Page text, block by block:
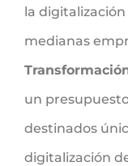
la digitalización
medianas
un
destinados
digitalización